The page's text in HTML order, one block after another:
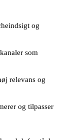
og
som
relevans og
og tilpasser